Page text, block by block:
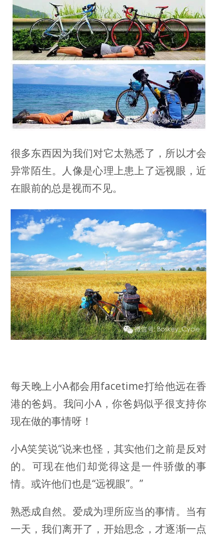
很多东西因为我们对它太熟悉了，所以才会
异常陌生。人像是心理上患上了远视眼，近
在眼前的总是视而不见。
每天晚上小A都会用facetime打给他远在香
港的爸妈。我问小A，你爸妈似乎很支持你
现在做的事情呀！
小A笑笑说“说来也怪，其实他们之前是反对
的。可现在他们却觉得这是一件骄傲的事
情。或许他们也是“远视眼”。”
熟悉成自然。爱成为理所应当的事情。当有
一天，我们离开了，开始思念，才逐渐一点